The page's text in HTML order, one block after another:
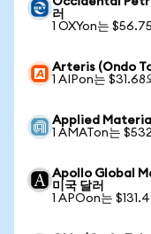
러
1 OXYon는
Arteris (Ondo
1 AIPon는 $31.68
Applied
1 AMATon는
Apollo Global
미국 달러
1 APOon는